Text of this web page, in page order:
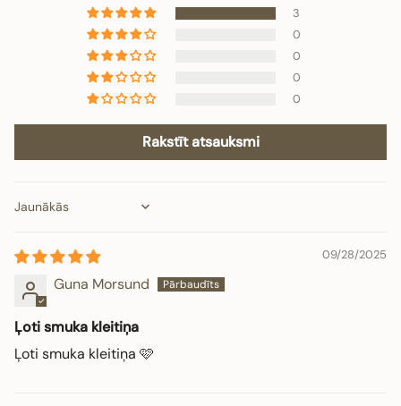
3
0
0
0
0
Rakstīt atsauksmi
Sort by
09/28/2025
Guna Morsund
Ļoti smuka kleitiņa
Ļoti smuka kleitiņa 🩷